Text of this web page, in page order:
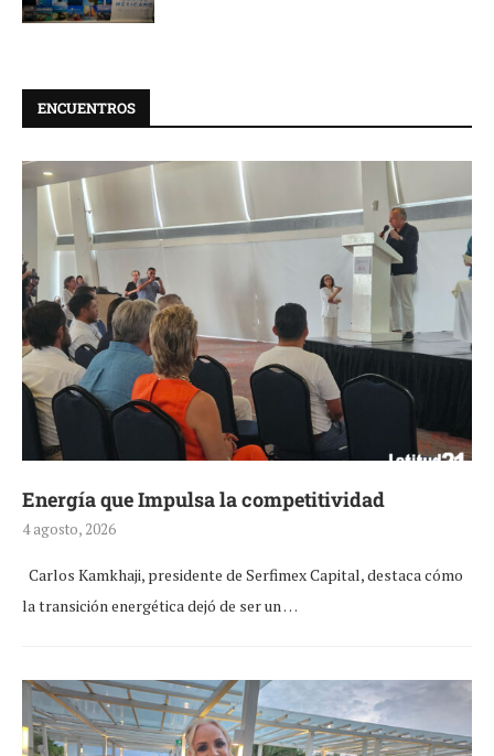
ENCUENTROS
Energía que Impulsa la competitividad
4 agosto, 2026
Carlos Kamkhaji, presidente de Serfimex Capital, destaca cómo
la transición energética dejó de ser un …